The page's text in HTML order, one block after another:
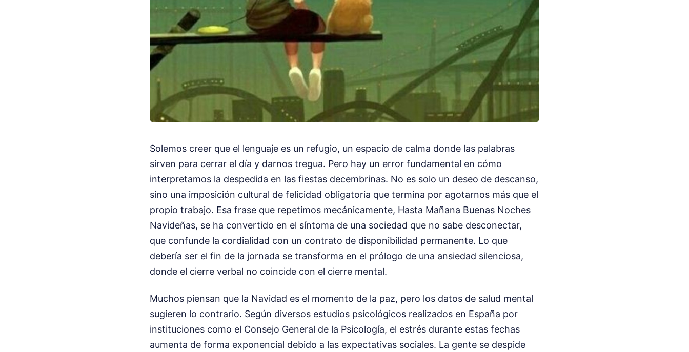
Solemos creer que el lenguaje es un refugio, un espacio de calma donde las palabras
sirven para cerrar el día y darnos tregua. Pero hay un error fundamental en cómo
interpretamos la despedida en las fiestas decembrinas. No es solo un deseo de descanso,
sino una imposición cultural de felicidad obligatoria que termina por agotarnos más que el
propio trabajo. Esa frase que repetimos mecánicamente, Hasta Mañana Buenas Noches
Navideñas, se ha convertido en el síntoma de una sociedad que no sabe desconectar,
que confunde la cordialidad con un contrato de disponibilidad permanente. Lo que
debería ser el fin de la jornada se transforma en el prólogo de una ansiedad silenciosa,
donde el cierre verbal no coincide con el cierre mental.
Muchos piensan que la Navidad es el momento de la paz, pero los datos de salud mental
sugieren lo contrario. Según diversos estudios psicológicos realizados en España por
instituciones como el Consejo General de la Psicología, el estrés durante estas fechas
aumenta de forma exponencial debido a las expectativas sociales. La gente se despide